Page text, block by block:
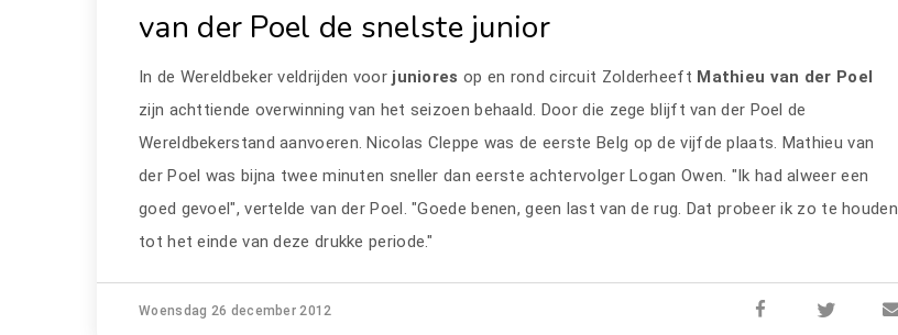
van der Poel de snelste junior
In de Wereldbeker veldrijden voor juniores op en rond circuit Zolderheeft Mathieu van der Poel
zijn achttiende overwinning van het seizoen behaald. Door die zege blijft van der Poel de
Wereldbekerstand aanvoeren. Nicolas Cleppe was de eerste Belg op de vijfde plaats. Mathieu van
der Poel was bijna twee minuten sneller dan eerste achtervolger Logan Owen. "Ik had alweer een
goed gevoel", vertelde van der Poel. "Goede benen, geen last van de rug. Dat probeer ik zo te houden
tot het einde van deze drukke periode."
Woensdag 26 december 2012